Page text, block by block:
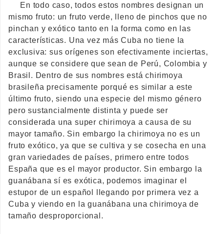
En todo caso, todos estos nombres designan un
mismo fruto: un fruto verde, lleno de pinchos que no
pinchan y exótico tanto en la forma como en las
características. Una vez más Cuba no tiene la
exclusiva: sus orígenes son efectivamente inciertas,
aunque se considere que sean de Perú, Colombia y
Brasil. Dentro de sus nombres está chirimoya
brasileña precisamente porqué es similar a este
último fruto, siendo una especie del mismo género
pero sustancialmente distinta y puede ser
considerada una super chirimoya a causa de su
mayor tamaño. Sin embargo la chirimoya no es un
fruto exótico, ya que se cultiva y se cosecha en una
gran variedades de países, primero entre todos
España que es el mayor productor. Sin embargo la
guanábana sí es exótica, podemos imaginar el
estupor de un español llegando por primera vez a
Cuba y viendo en la guanábana una chirimoya de
tamaño desproporcional.